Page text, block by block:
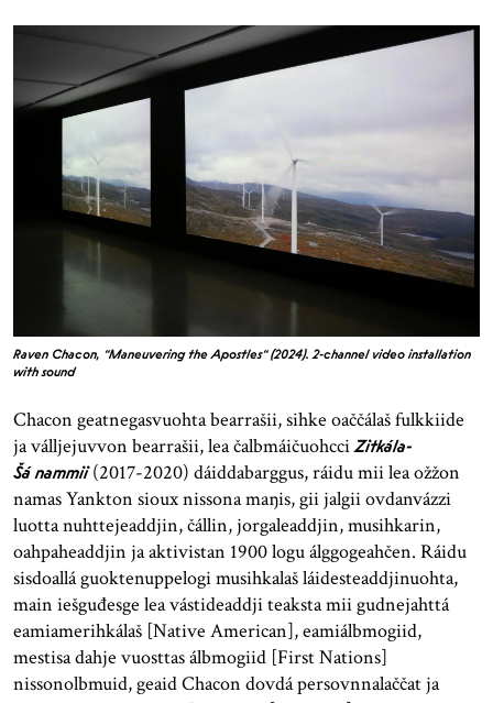
Raven Chacon, "Maneuvering the Apostles" (2024). 2-channel video installation
with sound
Chacon geatnegasvuohta bearrašii, sihke oaččálaš fulkkiide
ja válljejuvvon bearrašii, lea čalbmáičuohcciZitkála-
Šá nammii(2017-2020) dáiddabarggus, ráidu mii lea ožžon
namas Yankton sioux nissona maŋis, gii jalgii ovdanvázzi
luotta nuhttejeaddjin, čállin, jorgaleaddjin, musihkarin,
oahpaheaddjin ja aktivistan 1900 logu álggogeahčen. Ráidu
sisdoallá guoktenuppelogi musihkalaš láidesteaddjinuohta,
main iešguđesge lea vástideaddji teaksta mii gudnejahttá
eamiamerihkálaš [Native American], eamiálbmogiid,
mestisa dahje vuosttas álbmogiid [First Nations]
nissonolbmuid, geaid Chacon dovdá persovnnalaččat ja